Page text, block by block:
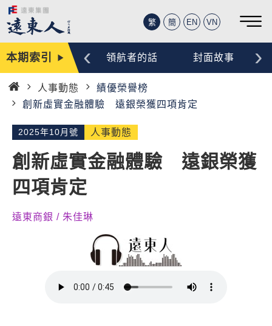
繁 簡 EN VN
本期索引編輯手記 領航者的話 封面故事
‹ ›
首
人事動態
績優榮譽榜
創新虛實金融體驗 遠銀榮獲四項肯定
2025年10月號 人事動態
創新虛實金融體驗 遠銀榮獲
四項肯定
遠東商銀 / 朱佳琳